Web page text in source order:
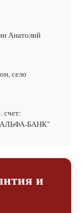
Анатолий
село
счет:
БАНК"
и